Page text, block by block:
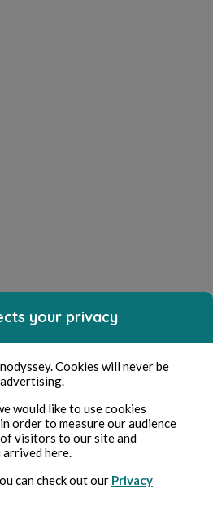
your privacy
Cookies will never be
would like to use cookies
order to measure our audience
visitors to our site and
here.
can check out our Privacy